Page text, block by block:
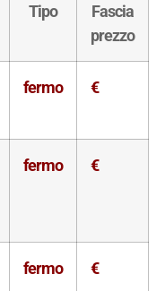
Tipo
Fascia
prezzo
fermo €
fermo €
fermo €